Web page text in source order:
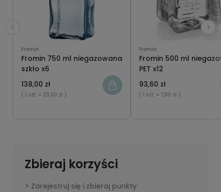
Fromin
Fromin 750 ml niegazowana
szkło x6
138,00 zł
( 1 szt. = 23,00 zł )
Fromin
Fromin 500 ml
PET x12
93,60 zł
( 1 szt. = 7,80 zł )
Zbieraj korzyści
Zarejestruj się i zbieraj punkty